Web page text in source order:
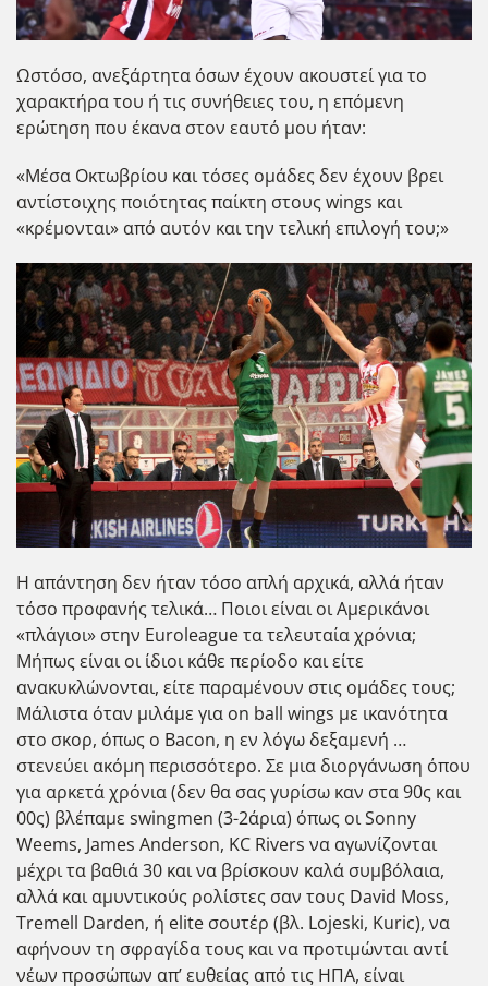
Ωστόσο, ανεξάρτητα όσων έχουν ακουστεί για το
χαρακτήρα του ή τις συνήθειες του, η επόμενη
ερώτηση που έκανα στον εαυτό μου ήταν:
«Μέσα Οκτωβρίου και τόσες ομάδες δεν έχουν βρει
αντίστοιχης ποιότητας παίκτη στους wings και
«κρέμονται» από αυτόν και την τελική επιλογή του;»
Η απάντηση δεν ήταν τόσο απλή αρχικά, αλλά ήταν
τόσο προφανής τελικά… Ποιοι είναι οι Αμερικάνοι
«πλάγιοι» στην Euroleague τα τελευταία χρόνια;
Μήπως είναι οι ίδιοι κάθε περίοδο και είτε
ανακυκλώνονται, είτε παραμένουν στις ομάδες τους;
Μάλιστα όταν μιλάμε για on ball wings με ικανότητα
στο σκορ, όπως ο Bacon, η εν λόγω δεξαμενή …
στενεύει ακόμη περισσότερο. Σε μια διοργάνωση όπου
για αρκετά χρόνια (δεν θα σας γυρίσω καν στα 90ς και
00ς) βλέπαμε swingmen (3-2άρια) όπως οι Sonny
Weems, James Anderson, KC Rivers να αγωνίζονται
μέχρι τα βαθιά 30 και να βρίσκουν καλά συμβόλαια,
αλλά και αμυντικούς ρολίστες σαν τους David Moss,
Tremell Darden, ή elite σουτέρ (βλ. Lojeski, Kuric), να
αφήνουν τη σφραγίδα τους και να προτιμώνται αντί
νέων προσώπων απ’ ευθείας από τις ΗΠΑ, είναι